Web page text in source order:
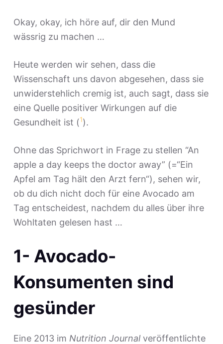
Okay, okay, ich höre auf, dir den Mund
wässrig zu machen …
Heute werden wir sehen, dass die
Wissenschaft uns davon abgesehen, dass sie
unwiderstehlich cremig ist, auch sagt, dass sie
eine Quelle positiver Wirkungen auf die
Gesundheit ist (1).
Ohne das Sprichwort in Frage zu stellen “An
apple a day keeps the doctor away” (=“Ein
Apfel am Tag hält den Arzt fern“), sehen wir,
ob du dich nicht doch für eine Avocado am
Tag entscheidest, nachdem du alles über ihre
Wohltaten gelesen hast …
1- Avocado-
Konsumenten sind
gesünder
Eine 2013 im Nutrition Journalveröffentlichte